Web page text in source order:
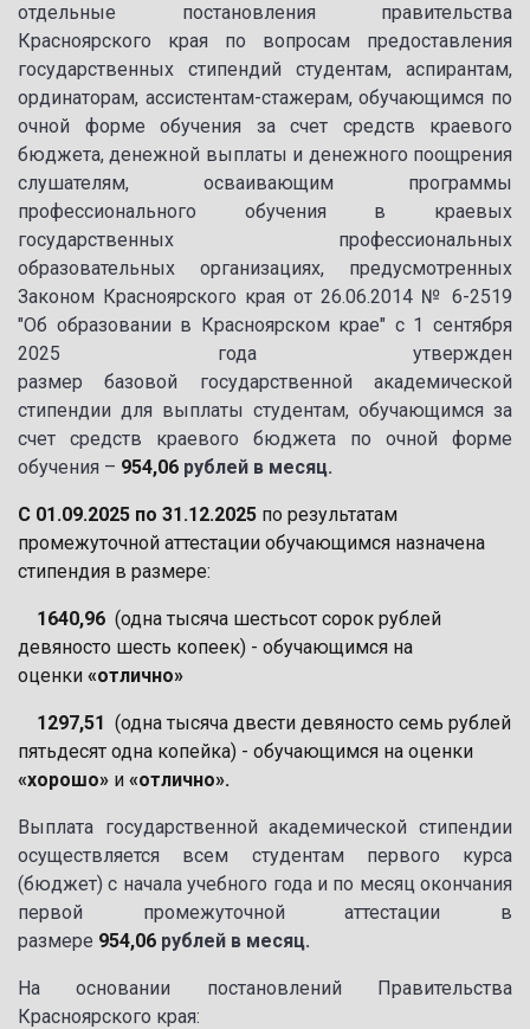
отдельные постановления правительства
Красноярского края по вопросам предоставления
государственных стипендий студентам, аспирантам,
ординаторам, ассистентам-стажерам, обучающимся по
очной форме обучения за счет средств краевого
бюджета, денежной выплаты и денежного поощрения
слушателям, осваивающим программы
профессионального обучения в краевых
государственных профессиональных
образовательных организациях, предусмотренных
Законом Красноярского края от 26.06.2014 № 6-2519
"Об образовании в Красноярском крае" с 1 сентября
2025 года утвержден
размер базовой государственной академической
стипендии для выплаты студентам, обучающимся за
счет средств краевого бюджета по очной форме
обучения – 954,06 рублей в месяц.
С 01.09.2025 по 31.12.2025 по результатам
промежуточной аттестации обучающимся назначена
стипендия в размере:
1640,96 (одна тысяча шестьсот сорок рублей
девяносто шесть копеек) - обучающимся на
оценки «отлично»
1297,51 (одна тысяча двести девяносто семь рублей
пятьдесят одна копейка) - обучающимся на оценки
«хорошо» и «отлично».
Выплата государственной академической стипендии
осуществляется всем студентам первого курса
(бюджет) с начала учебного года и по месяц окончания
первой промежуточной аттестации в
размере 954,06 рублей в месяц.
На основании постановлений Правительства
Красноярского края: